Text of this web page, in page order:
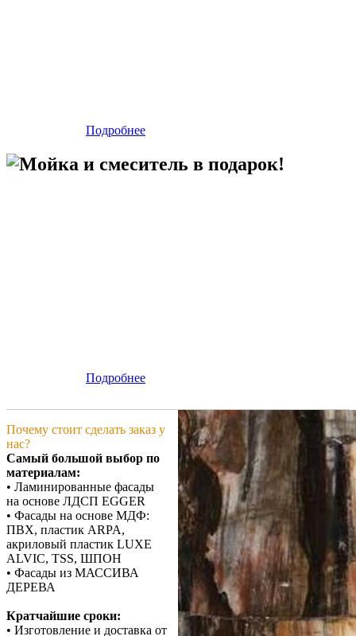
Подробнее
Мойка и смеситель в подарок!
Подробнее
Почему стоит сделать заказ у
нас?
Самый большой выбор по
материалам:
• Ламинированные фасады
на основе ЛДСП EGGER
• Фасады на основе МДФ:
ПВХ, пластик ARPA,
акриловый пластик LUXE
ALVIC, TSS, ШПОН
• Фасады из МАССИВА
ДЕРЕВА
Кратчайшие сроки:
• Изготовление и доставка от